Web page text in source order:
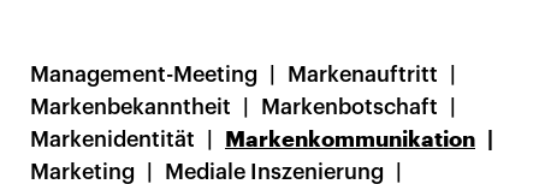
Management-Meeting
Markenauftritt
Markenbekanntheit
Markenbotschaft
Markenidentität
Markenkommunikation
Marketing
Mediale Inszenierung